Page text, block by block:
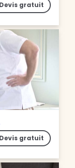
Devis gratuit
Devis gratuit